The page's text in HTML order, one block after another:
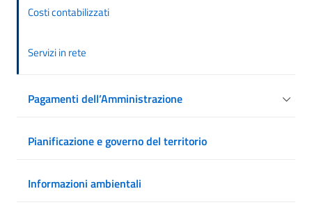
Costi contabilizzati
Servizi in rete
Pagamenti dell’Amministrazione
Pianificazione e governo del territorio
Informazioni ambientali